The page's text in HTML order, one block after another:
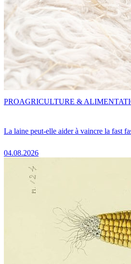
La laine peut-elle aider à vaincre la fast
04.08.2026
PROAGRICULTURE &